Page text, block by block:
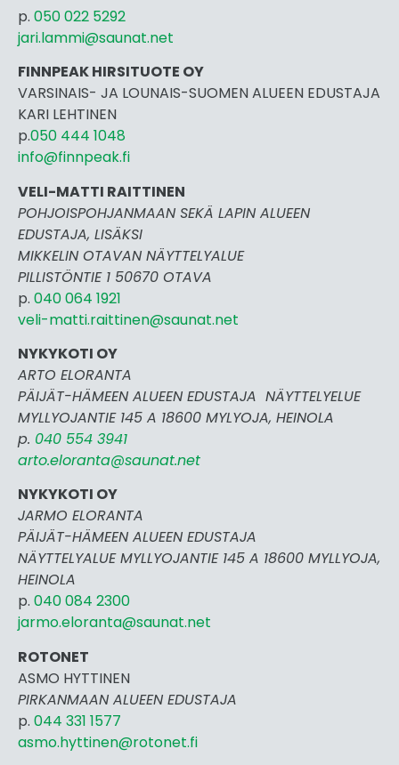
p. 050 022 5292
jari.lammi@saunat.net
FINNPEAK HIRSITUOTE OY
VARSINAIS- JA LOUNAIS-SUOMEN ALUEEN EDUSTAJA
KARI LEHTINEN
p.050 444 1048
info@finnpeak.fi
VELI-MATTI RAITTINEN
POHJOISPOHJANMAAN SEKÄ LAPIN ALUEEN
EDUSTAJA, LISÄKSI
MIKKELIN OTAVAN NÄYTTELYALUE
PILLISTÖNTIE 1 50670 OTAVA
p. 040 064 1921
veli-matti.raittinen@saunat.net
NYKYKOTI OY
ARTO ELORANTA
PÄIJÄT-HÄMEEN ALUEEN EDUSTAJA NÄYTTELYELUE
MYLLYOJANTIE 145 A 18600 MYLYOJA, HEINOLA
p. 040 554 3941
arto.eloranta@saunat.net
NYKYKOTI OY
JARMO ELORANTA
PÄIJÄT-HÄMEEN ALUEEN EDUSTAJA
NÄYTTELYALUE MYLLYOJANTIE 145 A 18600 MYLLYOJA,
HEINOLA
p. 040 084 2300
jarmo.eloranta@saunat.net
ROTONET
ASMO HYTTINEN
PIRKANMAAN ALUEEN EDUSTAJA
p. 044 331 1577
asmo.hyttinen@rotonet.fi